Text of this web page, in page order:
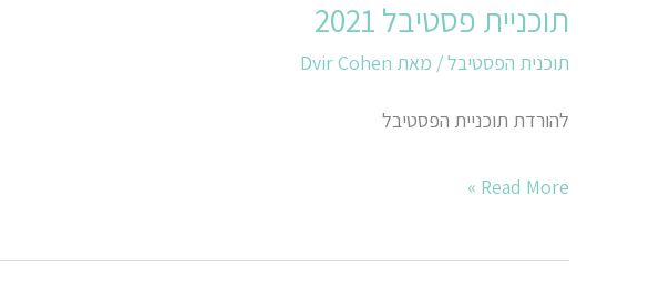
תוכניית פסטיבל 2021
תוכנית הפסטיבל/ מאת Dvir Cohen
להורדת תוכניית הפסטיבל
תוכניית
פסטיבל
Read More »